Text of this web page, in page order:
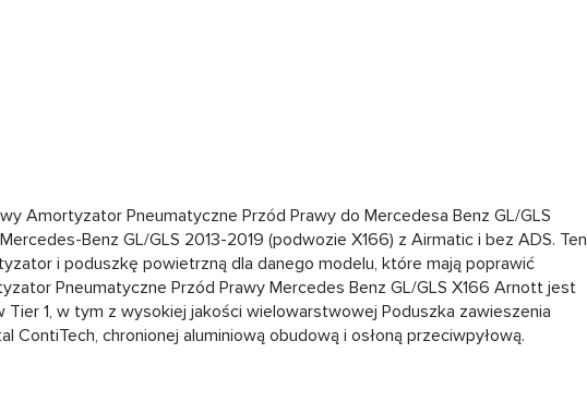
Amortyzator Pneumatyczne Przód Prawy do Mercedesa Benz GL/GLS
Benz GL/GLS 2013-2019 (podwozie X166) z Airmatic i bez ADS. Ten
i poduszkę powietrzną dla danego modelu, które mają poprawić
Pneumatyczne Przód Prawy Mercedes Benz GL/GLS X166 Arnott jest
1, w tym z wysokiej jakości wielowarstwowej Poduszka zawieszenia
ContiTech, chronionej aluminiową obudową i osłoną przeciwpyłową.